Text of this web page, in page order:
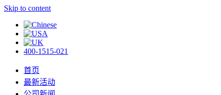
Skip to content
400-1515-021
首页
最新活动